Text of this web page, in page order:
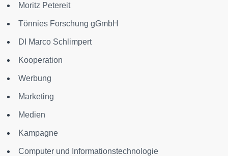
Moritz Petereit
Tönnies Forschung gGmbH
DI Marco Schlimpert
Kooperation
Werbung
Marketing
Medien
Kampagne
Computer und Informationstechnologie